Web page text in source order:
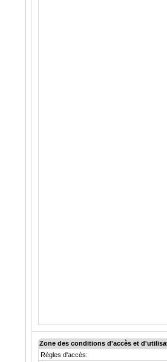
Zone des conditions d'accès et
Règles d'accès: